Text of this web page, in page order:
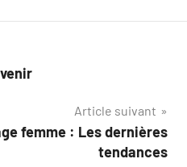
Article suivant
femme : Les dernières
tendances